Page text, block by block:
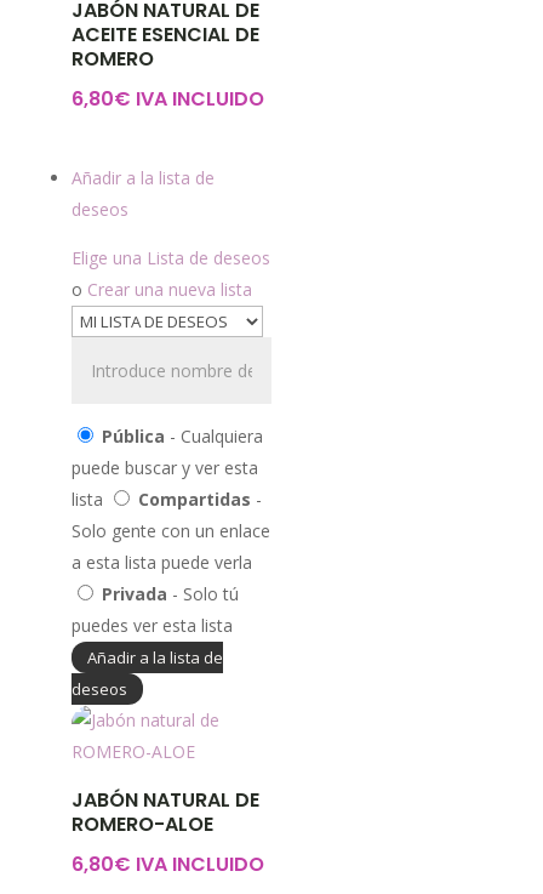
JABÓN NATURAL DE
ACEITE ESENCIAL DE
ROMERO
6,80€ IVA INCLUIDO
Añadir a la lista de
deseos
Elige una Lista de deseos
o Crear una nueva lista
Pública - Cualquiera
puede buscar y ver esta
lista
Compartidas -
Solo gente con un enlace
a esta lista puede verla
Privada - Solo tú
puedes ver esta lista
Añadir a la lista de
deseos
JABÓN NATURAL DE
ROMERO-ALOE
6,80€ IVA INCLUIDO